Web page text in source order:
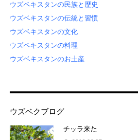
ウズベキスタンの民族と歴史
ウズベキスタンの伝統と習慣
ウズベキスタンの文化
ウズベキスタンの料理
ウズベキスタンのお土産
ウズベクブログ
チッラ来た